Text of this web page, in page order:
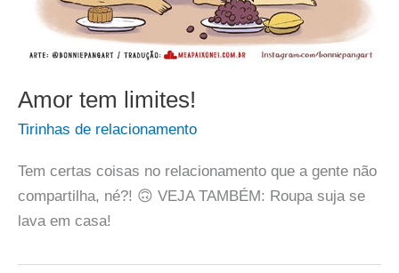
Amor tem limites!
Tirinhas de relacionamento
Tem certas coisas no relacionamento que a gente não
compartilha, né?! 🙃 VEJA TAMBÉM: Roupa suja se
lava em casa!